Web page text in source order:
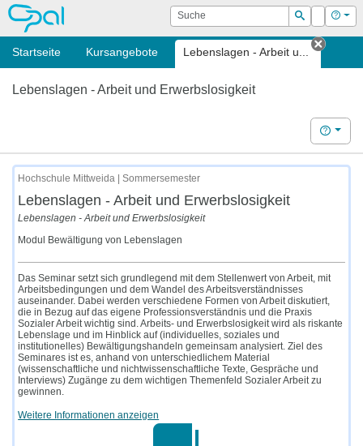
OPAL Suche
Suchen
Login Hilfe
Startseite Kursangebote Lebenslagen - Arbeit u...
Tab
Lebenslagen - Arbeit und Erwerbslosigkeit
Hilfe
Hochschule Mittweida | Sommersemester
Lebenslagen - Arbeit und Erwerbslosigkeit
Lebenslagen - Arbeit und Erwerbslosigkeit
Modul Bewältigung von Lebenslagen
Das Seminar setzt sich grundlegend mit dem Stellenwert von Arbeit, mit
Arbeitsbedingungen und dem Wandel des Arbeitsverständnisses
auseinander. Dabei werden verschiedene Formen von Arbeit diskutiert,
die in Bezug auf das eigene Professionsverständnis und die Praxis
Sozialer Arbeit wichtig sind. Arbeits- und Erwerbslosigkeit wird als riskante
Lebenslage und im Hinblick auf (individuelles, soziales und
institutionelles) Bewältigungshandeln gemeinsam analysiert. Ziel des
Seminares ist es, anhand von unterschiedlichem Material
(wissenschaftliche und nichtwissenschaftliche Texte, Gespräche und
Interviews) Zugänge zu dem wichtigen Themenfeld Sozialer Arbeit zu
gewinnen.
Weitere Informationen anzeigen